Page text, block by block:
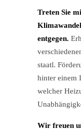
Treten Sie
entgegen.
staatl.
hinter einem
welcher
Wir freuen